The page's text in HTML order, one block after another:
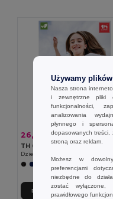
26,02 zł36,47 zł -
TH Clothes 30296
Dziecięce spodenki sportowe
+1 kolory
Dodaj Do Koszyka
Używamy
Nasza strona
i zewnętrzne pliki
funkcjonalności,
analizowania
płynnego i
dopasowanych treści,
stroną oraz reklam.
Możesz w
preferencjami
niezbędne do
zostać
prawidłowego